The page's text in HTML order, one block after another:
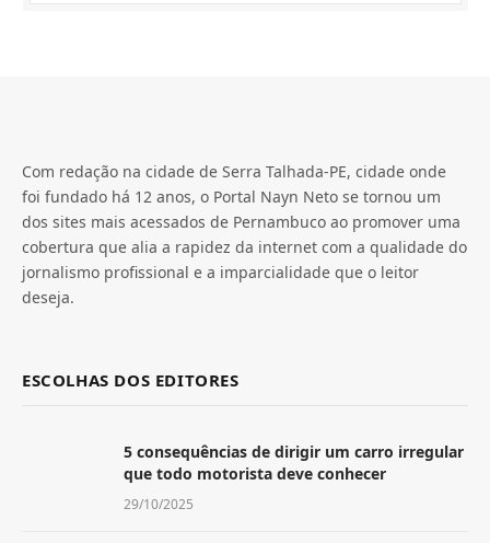
Com redação na cidade de Serra Talhada-PE, cidade onde
foi fundado há 12 anos, o Portal Nayn Neto se tornou um
dos sites mais acessados de Pernambuco ao promover uma
cobertura que alia a rapidez da internet com a qualidade do
jornalismo profissional e a imparcialidade que o leitor
deseja.
ESCOLHAS DOS EDITORES
5 consequências de dirigir um carro irregular
que todo motorista deve conhecer
29/10/2025